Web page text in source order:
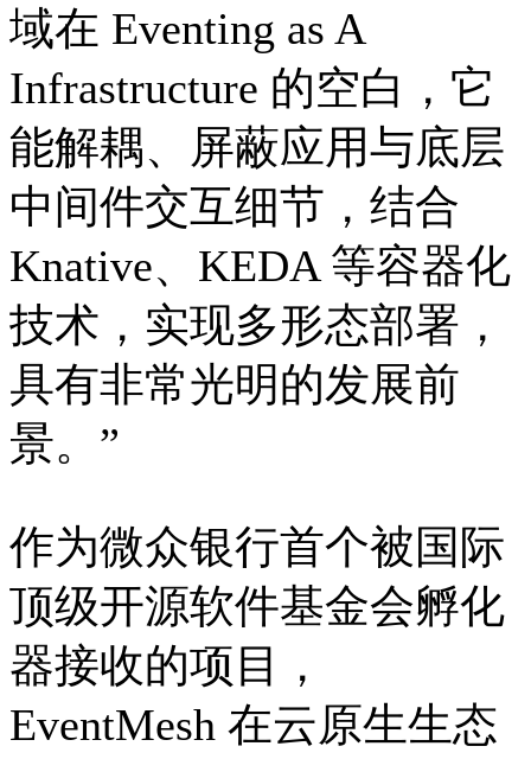
域在 Eventing as A
Infrastructure 的空白，它
能解耦、屏蔽应用与底层
中间件交互细节，结合
Knative、KEDA 等容器化
技术，实现多形态部署，
具有非常光明的发展前
景。”
作为微众银行首个被国际
顶级开源软件基金会孵化
器接收的项目，
EventMesh 在云原生生态